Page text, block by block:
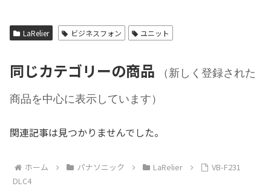
LaRelier ビジネスフォン ユニット
同じカテゴリーの商品
（新しく登録された
商品を中心に表示しています）
関連記事は見つかりませんでした。
ホーム パナソニック LaRelier
VB-F231
DLC4